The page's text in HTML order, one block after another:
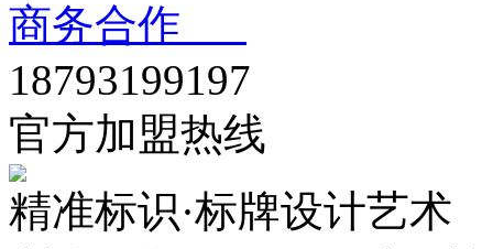
商务合作
18793199197
官方加盟热线
精准标识·标牌设计艺术